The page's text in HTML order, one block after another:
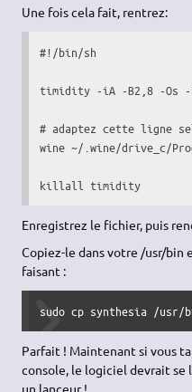
Une fois cela fait, rentrez:
#!/bin/sh
timidity -iA -B2,8 -Os
# adaptez cette ligne
wine ~/ .wine/drive_c/
killall timidity
Enregistrez le fichier, puis
Copiez-le dans votre /usr/bin
faisant :
sudo cp synthesia /usr/
Parfait ! Maintenant si vous
console, le logiciel devrait se
un lanceur !